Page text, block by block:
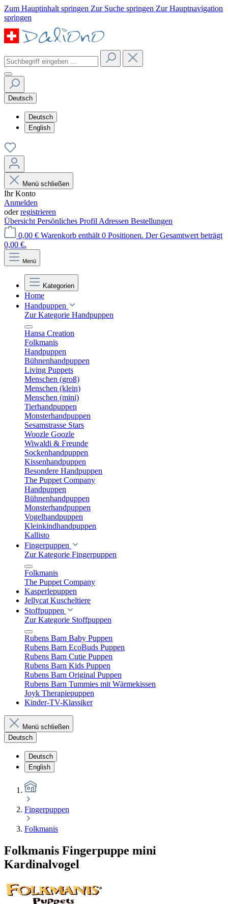
Zum Hauptinhalt springen Zur Suche springen Zur Hauptnavigation
springen
Deutsch
Deutsch
English
Menü schließen
Ihr Konto
Anmelden
oderregistrieren
Übersicht Persönliches Profil Adressen Bestellungen
0,00 € Warenkorb enthält 0 Positionen. Der Gesamtwert beträgt
0,00 €.
Menü
Kategorien
Home
Handpuppen
Zur Kategorie Handpuppen
Hansa Creation
Folkmanis
Handpuppen
Bühnenhandpuppen
Living Puppets
Menschen (groß)
Menschen (klein)
Menschen (mini)
Tierhandpuppen
Monsterhandpuppen
Sesamstrasse Stars
Woozle Goozle
Wiwaldi & Freunde
Sockenhandpuppen
Kissenhandpuppen
Besondere Handpuppen
The Puppet Company
Handpuppen
Bühnenhandpuppen
Monsterhandpuppen
Vogelhandpuppen
Kleinkindhandpuppen
Kallisto
Fingerpuppen
Zur Kategorie Fingerpuppen
Folkmanis
The Puppet Company
Kasperlepuppen
Jellycat Kuscheltiere
Stoffpuppen
Zur Kategorie Stoffpuppen
Rubens Barn Baby Puppen
Rubens Barn EcoBuds Puppen
Rubens Barn Cutie Puppen
Rubens Barn Kids Puppen
Rubens Barn Original Puppen
Rubens Barn Tummies mit Wärmekissen
Joyk Therapiepuppen
Kinder-TV-Klassiker
Menü schließen
Deutsch
Deutsch
English
Fingerpuppen
Folkmanis
Folkmanis Fingerpuppe mini
Kardinalvogel